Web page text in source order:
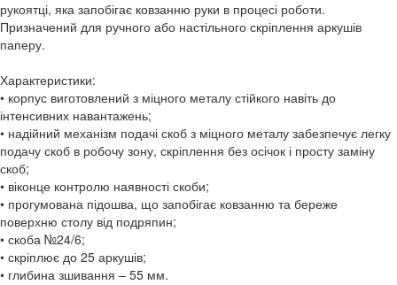
рукоятці, яка запобігає ковзанню руки в процесі роботи.
Призначений для ручного або настільного скріплення аркушів
паперу.
Характеристики:
• корпус виготовлений з міцного металу стійкого навіть до
інтенсивних навантажень;
• надійний механізм подачі скоб з міцного металу забезпечує легку
подачу скоб в робочу зону, скріплення без осічок і просту заміну
скоб;
• віконце контролю наявності скоби;
• прогумована підошва, що запобігає ковзанню та береже
поверхню столу від подряпин;
• скоба №24/6;
• скріплює до 25 аркушів;
• глибина зшивання – 55 мм.